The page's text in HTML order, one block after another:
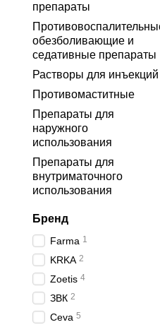
препараты
обезболивающие и
седативные препараты
Растворы для инъекций
Противомаститные
Препараты для
наружного
использования
Препараты для
внутриматочного
использования
Бренд
Farma 1
KRKA 2
Zoetis 4
ЗВК 2
Ceva 5